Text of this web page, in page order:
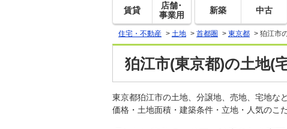
賃貸
店舗･
事業用
新築 中古
住宅・不動産 > 土地 > 首都圏 > 東京都 > 狛江市
狛江市(東京都)の土地(
東京都狛江市の土地、分譲地、売地、宅地な
価格・土地面積・建築条件・立地・人気のこ